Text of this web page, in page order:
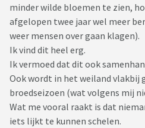
minder wilde bloemen te zien,
afgelopen twee jaar wel meer
weer mensen over gaan klagen).
Ik vind dit heel erg.
Ik vermoed dat dit ook
Ook wordt in het weiland vlakbij
broedseizoen (wat volgens mij
Wat me vooral raakt is dat
iets lijkt te kunnen schelen.